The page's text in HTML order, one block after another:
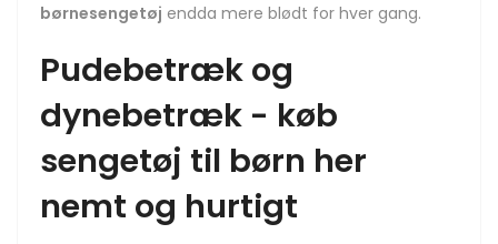
børnesengetøj endda mere blødt for hver gang.
Pudebetræk og
dynebetræk - køb
sengetøj til børn her
nemt og hurtigt